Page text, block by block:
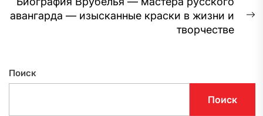
авангарда — изысканные краски в жизни и
творчестве
Поиск
Поиск